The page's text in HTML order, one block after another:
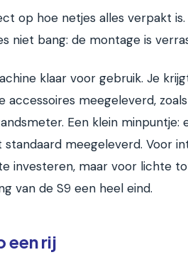
op hoe netjes alles verpakt is.
niet bang: de montage is
klaar voor gebruik. Je
accessoires meegeleverd,
Een klein minpuntje:
meegeleverd. Voor
investeren, maar voor lichte
van de S9 een heel eind.
een rij